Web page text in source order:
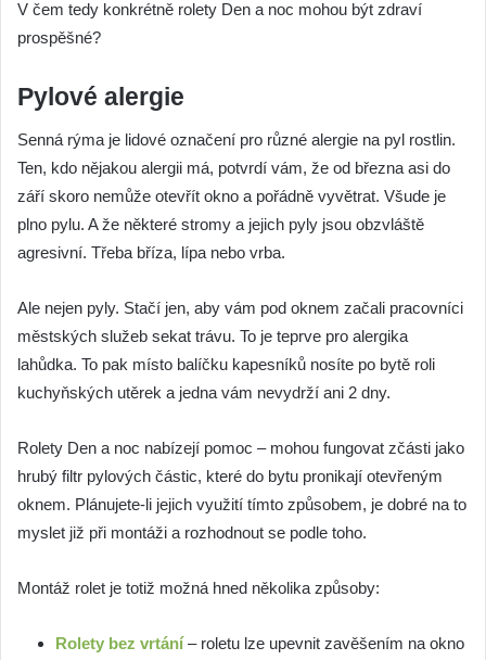
V čem tedy konkrétně rolety Den a noc mohou být zdraví
prospěšné?
Pylové alergie
Senná rýma je lidové označení pro různé alergie na pyl rostlin.
Ten, kdo nějakou alergii má, potvrdí vám, že od března asi do
září skoro nemůže otevřít okno a pořádně vyvětrat. Všude je
plno pylu. A že některé stromy a jejich pyly jsou obzvláště
agresivní. Třeba bříza, lípa nebo vrba.
Ale nejen pyly. Stačí jen, aby vám pod oknem začali pracovníci
městských služeb sekat trávu. To je teprve pro alergika
lahůdka. To pak místo balíčku kapesníků nosíte po bytě roli
kuchyňských utěrek a jedna vám nevydrží ani 2 dny.
Rolety Den a noc nabízejí pomoc – mohou fungovat zčásti jako
hrubý filtr pylových částic, které do bytu pronikají otevřeným
oknem. Plánujete-li jejich využití tímto způsobem, je dobré na to
myslet již při montáži a rozhodnout se podle toho.
Montáž rolet je totiž možná hned několika způsoby:
Rolety bez vrtání– roletu lze upevnit zavěšením na okno